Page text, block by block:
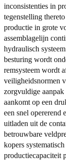
inconsistenties in
tegenstelling
productie in grote
assemblagelijn
hydraulisch
besturing wordt
remsysteem wordt
veiligheidsnormen
zorgvuldige aanpak
aankomt op een
een snel opererend
uitladen uit de
betrouwbare
kopers
productiecapaciteit